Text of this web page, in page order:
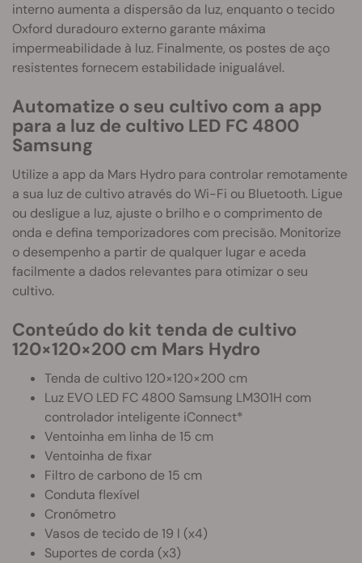
interno aumenta a dispersão da luz, enquanto o tecido
Oxford duradouro externo garante máxima
impermeabilidade à luz. Finalmente, os postes de aço
resistentes fornecem estabilidade inigualável.
Automatize o seu cultivo com a app
para a luz de cultivo LED FC 4800
Samsung
Utilize a app da Mars Hydro para controlar remotamente
a sua luz de cultivo através do Wi-Fi ou Bluetooth. Ligue
ou desligue a luz, ajuste o brilho e o comprimento de
onda e defina temporizadores com precisão. Monitorize
o desempenho a partir de qualquer lugar e aceda
facilmente a dados relevantes para otimizar o seu
cultivo.
Conteúdo do kit tenda de cultivo
120×120×200 cm Mars Hydro
Tenda de cultivo 120×120×200 cm
Luz EVO LED FC 4800 Samsung LM301H com
controlador inteligente iConnect*
Ventoinha em linha de 15 cm
Ventoinha de fixar
Filtro de carbono de 15 cm
Conduta flexível
Cronómetro
Vasos de tecido de 19 l (x4)
Suportes de corda (x3)